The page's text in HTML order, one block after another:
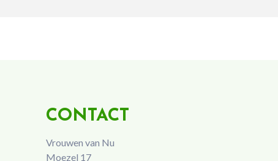
CONTACT
Vrouwen van Nu
Moezel 17